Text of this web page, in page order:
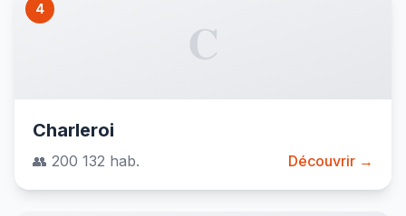
4
C
Charleroi
👥 200 132 hab. Découvrir →